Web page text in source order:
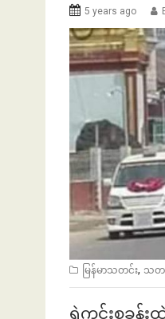
5 years ago
မြန်မာသတင်း, သတ
ရဲကင်းစခန်း